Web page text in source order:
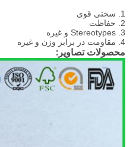
1. سختی قوی
2. حفاظت
3. Stereotypes و غیره
4. مقاومت در برابر وزن و غیره
محصولات تصاویر: